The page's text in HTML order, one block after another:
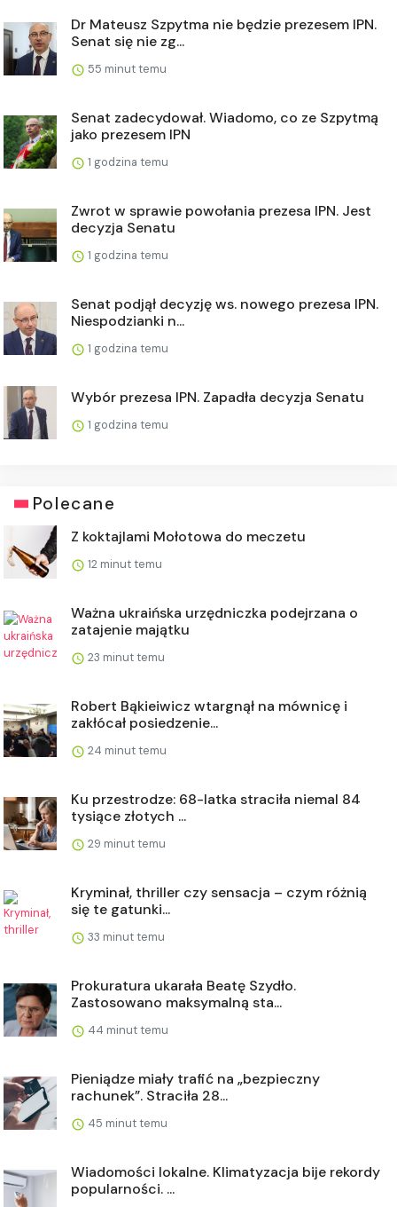
Dr Mateusz Szpytma nie będzie prezesem IPN.
Senat się nie zg...
55 minut temu
Senat zadecydował. Wiadomo, co ze Szpytmą
jako prezesem IPN
1 godzina temu
Zwrot w sprawie powołania prezesa IPN. Jest
decyzja Senatu
1 godzina temu
Senat podjął decyzję ws. nowego prezesa IPN.
Niespodzianki n...
1 godzina temu
Wybór prezesa IPN. Zapadła decyzja Senatu
1 godzina temu
Polecane
Z koktajlami Mołotowa do meczetu
12 minut temu
Ważna ukraińska urzędniczka podejrzana o
zatajenie majątku
23 minut temu
Robert Bąkieiwicz wtargnął na mównicę i
zakłócał posiedzenie...
24 minut temu
Ku przestrodze: 68-latka straciła niemal 84
tysiące złotych ...
29 minut temu
Kryminał, thriller czy sensacja – czym różnią
się te gatunki...
33 minut temu
Prokuratura ukarała Beatę Szydło.
Zastosowano maksymalną sta...
44 minut temu
Pieniądze miały trafić na „bezpieczny
rachunek”. Straciła 28...
45 minut temu
Wiadomości lokalne. Klimatyzacja bije rekordy
popularności. ...